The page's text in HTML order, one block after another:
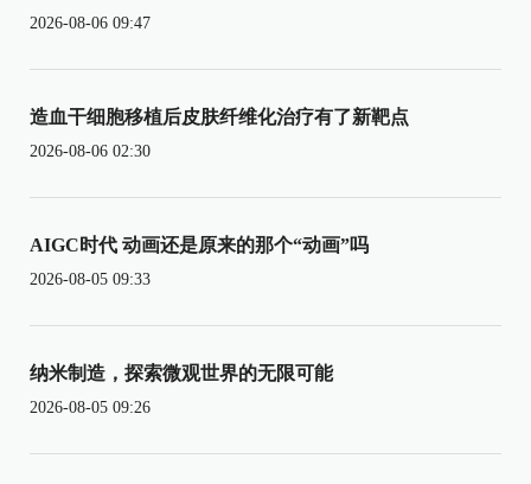
2026-08-06 09:47
造血干细胞移植后皮肤纤维化治疗有了新靶点
2026-08-06 02:30
AIGC时代 动画还是原来的那个“动画”吗
2026-08-05 09:33
纳米制造，探索微观世界的无限可能
2026-08-05 09:26